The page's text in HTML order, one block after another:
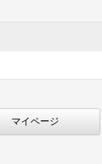
マイページ